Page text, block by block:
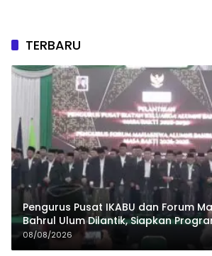
TERBARU
Pengurus Pusat IKABU dan Forum
Bahrul Ulum Dilantik, Siapkan
Organisasi dan Ekonomi
08/08/2026